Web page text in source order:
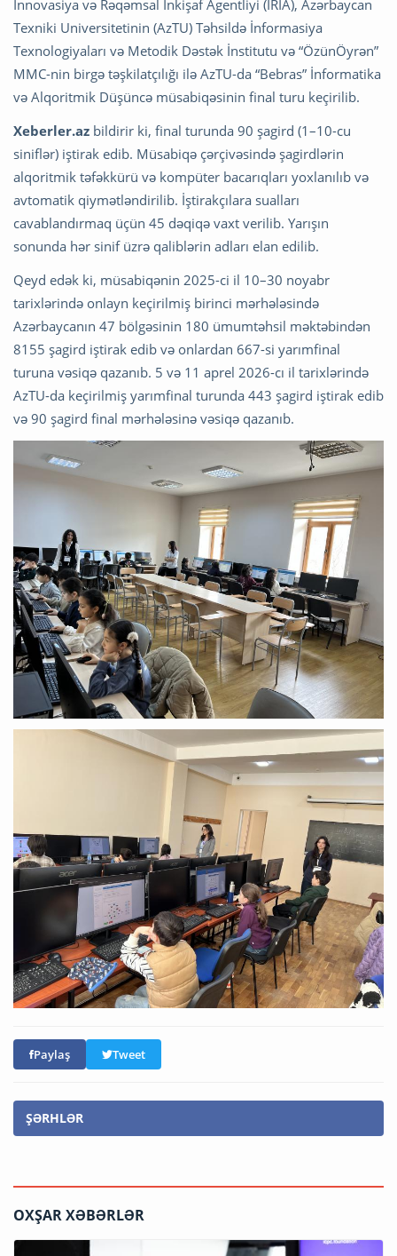
İnnovasiya və Rəqəmsal İnkişaf Agentliyi (İRİA), Azərbaycan
Texniki Universitetinin (AzTU) Təhsildə İnformasiya
Texnologiyaları və Metodik Dəstək İnstitutu və “ÖzünÖyrən”
MMC-nin birgə təşkilatçılığı ilə AzTU-da “Bebras” İnformatika
və Alqoritmik Düşüncə müsabiqəsinin final turu keçirilib.
Xeberler.az bildirir ki, final turunda 90 şagird (1–10-cu
siniflər) iştirak edib. Müsabiqə çərçivəsində şagirdlərin
alqoritmik təfəkkürü və kompüter bacarıqları yoxlanılıb və
avtomatik qiymətləndirilib. İştirakçılara sualları
cavablandırmaq üçün 45 dəqiqə vaxt verilib. Yarışın
sonunda hər sinif üzrə qaliblərin adları elan edilib.
Qeyd edək ki, müsabiqənin 2025-ci il 10–30 noyabr
tarixlərində onlayn keçirilmiş birinci mərhələsində
Azərbaycanın 47 bölgəsinin 180 ümumtəhsil məktəbindən
8155 şagird iştirak edib və onlardan 667-si yarımfinal
turuna vəsiqə qazanıb. 5 və 11 aprel 2026-cı il tarixlərində
AzTU-da keçirilmiş yarımfinal turunda 443 şagird iştirak edib
və 90 şagird final mərhələsinə vəsiqə qazanıb.
Paylaş Tweet
ŞƏRHLƏR
OXŞAR XƏBƏRLƏR